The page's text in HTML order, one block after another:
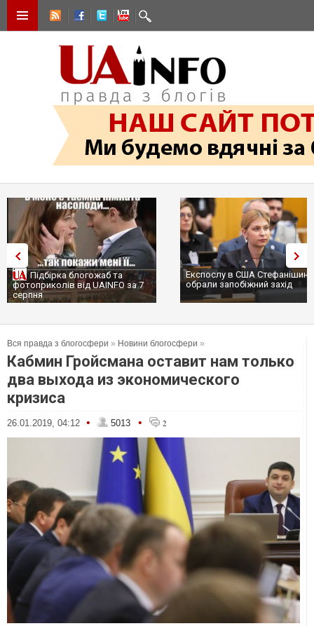
Підбірка блогожаб та
фотоприколів від UAINFO за 7
серпня
Експослу в США
обрали запобіжний захід
Вся правда з блогосфери » Новини блогосфери »
Кабмин Гройсмана оставит нам только
два выхода из экономического
кризиса
26.01.2019, 04:12 • 5013 • 2